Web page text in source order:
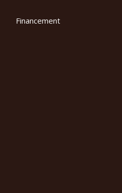
Financement